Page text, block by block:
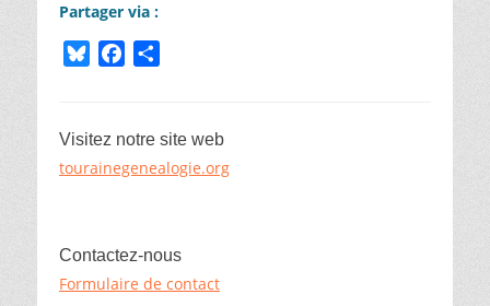
Partager via :
e
e
o
t
a
Visitez notre site web
tourainegenealogie.org
Contactez-nous
Formulaire de contact